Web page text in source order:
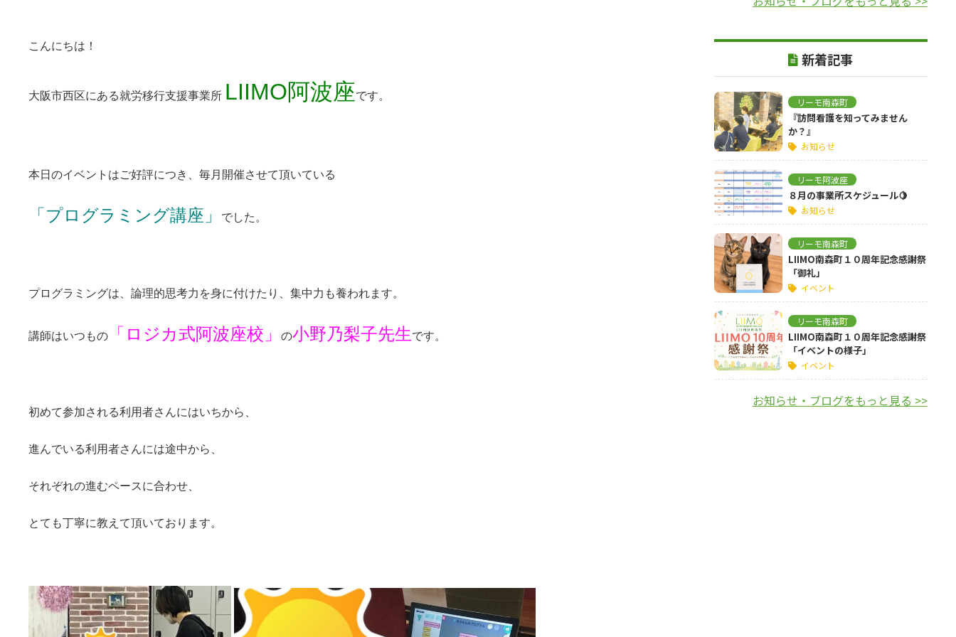
こんにちは！
大阪市西区にある就労移行支援事業所 LIIMO阿波座です。
本日のイベントはご好評につき、毎月開催させて頂いている
「プログラミング講座」 でした。
プログラミングは、論理的思考力を身に付けたり、集中力も養われます。
講師はいつもの 「ロジカ式阿波座校」の小野乃梨子先生です。
初めて参加される利用者さんにはいちから、
進んでいる利用者さんには途中から、
それぞれの進むペースに合わせ、
とても丁寧に教えて頂いております。
新着記事
リーモ南森町
『訪問看護を知ってみません
か？』
お知らせ
リーモ阿波座
８月の事業所スケジュール🍋
お知らせ
リーモ南森町
LIIMO南森町１０周年記念感謝祭
「御礼」
イベント
リーモ南森町
LIIMO南森町１０周年記念感謝祭
「イベントの様子」
イベント
お知らせ・ブログをもっと見る >>